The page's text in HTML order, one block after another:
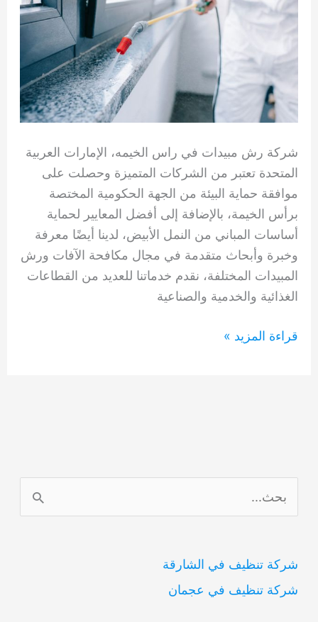
شركة رش مبيدات في راس الخيمه، الإمارات العربية
المتحدة تعتبر من الشركات المتميزة وحصلت على
موافقة حماية البيئة من الجهة الحكومية المختصة
برأس الخيمة، بالإضافة إلى أفضل المعايير لحماية
أساسات المباني من النمل الأبيض، لدينا أيضًا معرفة
وخبرة وأبحاث متقدمة في مجال مكافحة الآفات ورش
المبيدات المختلفة، نقدم خدماتنا للعديد من القطاعات
الغذائية والخدمية والصناعية
شركة
قراءة المزيد »
ل
ح
ث
شركة تنظيف في الشارقة
شركة تنظيف في عجمان